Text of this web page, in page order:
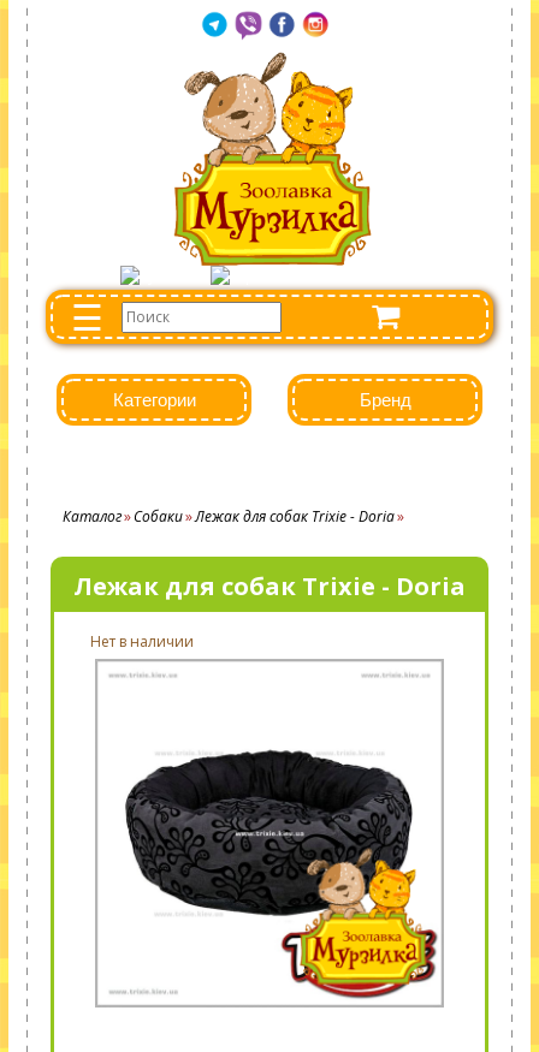
☰
Категории Бренд
Каталог Собаки Лежак для собак Trixie - Doria
Лежак для собак Trixie - Doria
Нет в наличии